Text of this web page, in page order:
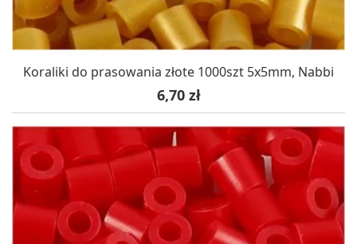
Koraliki do prasowania złote 1000szt 5x5mm, Nabbi
Cena
6,70 zł